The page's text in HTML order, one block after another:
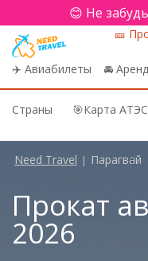
😊 Не
✈️ Авиабилеты 🚘
🎫
Страны 🎯Карта АТЭС
Need Travel | Парагвай
Прокат
2026